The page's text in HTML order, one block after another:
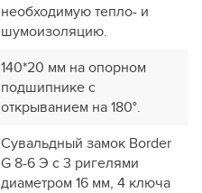
необходимую тепло- и
шумоизоляцию.
140*20 мм на опорном
подшипнике с
открыванием на 180°.
Сувальдный замок Border
G 8-6 Э с 3 ригелями
диаметром 16 мм, 4 ключа